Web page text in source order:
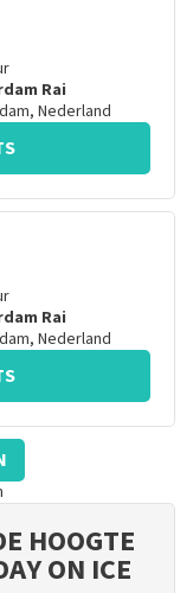
Rai
, Nederland
Rai
, Nederland
HOOGTE
ON ICE